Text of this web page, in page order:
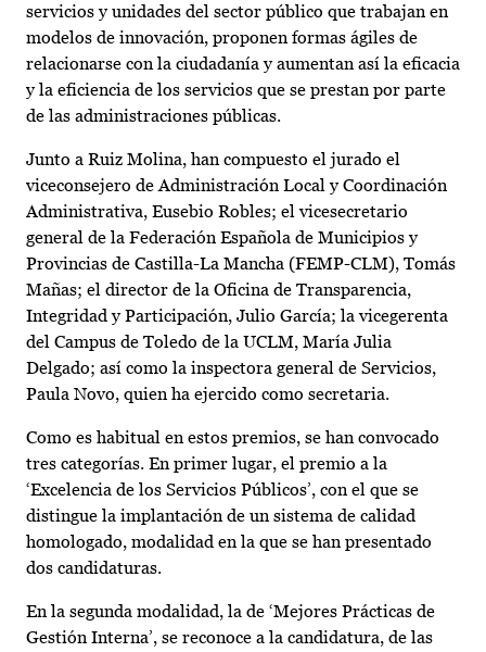
servicios y unidades del sector público que trabajan en
modelos de innovación, proponen formas ágiles de
relacionarse con la ciudadanía y aumentan así la eficacia
y la eficiencia de los servicios que se prestan por parte
de las administraciones públicas.
Junto a Ruiz Molina, han compuesto el jurado el
viceconsejero de Administración Local y Coordinación
Administrativa, Eusebio Robles; el vicesecretario
general de la Federación Española de Municipios y
Provincias de Castilla-La Mancha (FEMP-CLM), Tomás
Mañas; el director de la Oficina de Transparencia,
Integridad y Participación, Julio García; la vicegerenta
del Campus de Toledo de la UCLM, María Julia
Delgado; así como la inspectora general de Servicios,
Paula Novo, quien ha ejercido como secretaria.
Como es habitual en estos premios, se han convocado
tres categorías. En primer lugar, el premio a la
‘Excelencia de los Servicios Públicos’, con el que se
distingue la implantación de un sistema de calidad
homologado, modalidad en la que se han presentado
dos candidaturas.
En la segunda modalidad, la de ‘Mejores Prácticas de
Gestión Interna’, se reconoce a la candidatura, de las